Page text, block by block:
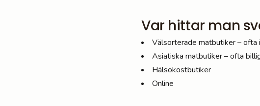
Var hittar man
Välsorterade matbutiker – ofta
Asiatiska matbutiker – ofta
Hälsokostbutiker
Online